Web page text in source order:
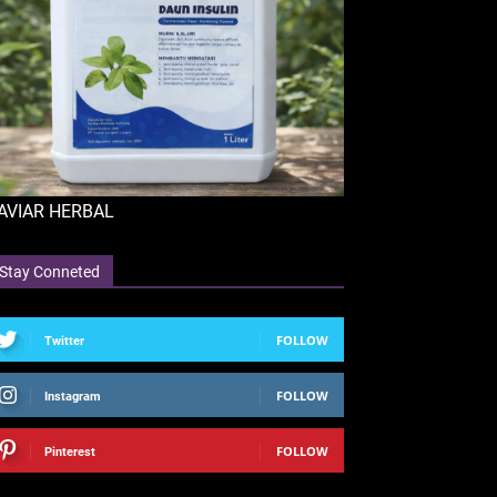
HERBAL
Stay Conneted
Twitter FOLLOW
Instagram FOLLOW
Pinterest FOLLOW